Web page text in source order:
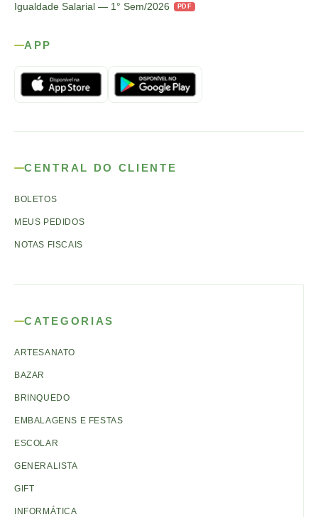
Igualdade Salarial — 1° Sem/2026
PDF
APP
CENTRAL DO CLIENTE
BOLETOS
MEUS PEDIDOS
NOTAS FISCAIS
CATEGORIAS
ARTESANATO
BAZAR
BRINQUEDO
EMBALAGENS E FESTAS
ESCOLAR
GENERALISTA
GIFT
INFORMÁTICA